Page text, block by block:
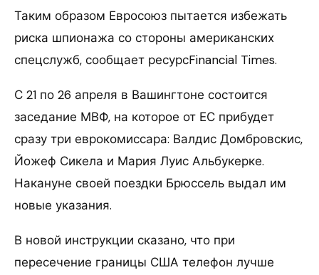
Таким образом Евросоюз пытается избежать
риска шпионажа со стороны американских
спецслужб, сообщает ресурсFinancial Times.
С 21 по 26 апреля в Вашингтоне состоится
заседание МВФ, на которое от ЕС прибудет
сразу три еврокомиссара: Валдис Домбровскис,
Йожеф Сикела и Мария Луис Альбукерке.
Накануне своей поездки Брюссель выдал им
новые указания.
В новой инструкции сказано, что при
пересечение границы США телефон лучше